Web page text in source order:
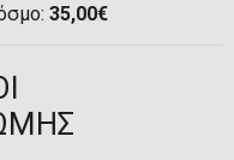
35,00€